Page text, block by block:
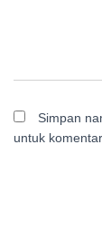
Simpan
untuk